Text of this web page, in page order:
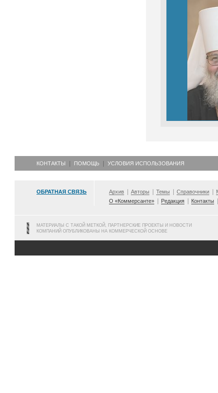
КОНТАКТЫ ПОМОЩЬ УСЛОВИЯ ИСПОЛЬЗОВАНИЯ
ОБРАТНАЯ СВЯЗЬ Архив Авторы Темы Справочники
О «Коммерсанте»
Редакция Контакты
МАТЕРИАЛЫ С ТАКОЙ МЕТКОЙ, ПАРТНЕРСКИЕ ПРОЕКТЫ И НОВОСТИ
КОМПАНИЙ ОПУБЛИКОВАНЫ НА КОММЕРЧЕСКОЙ ОСНОВЕ